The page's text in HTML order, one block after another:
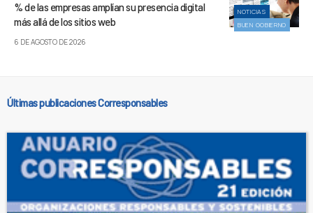
NOTICIAS
BUEN GOBIERNO
% de las empresas amplían su presencia digital
más allá de los sitios web
6 DE AGOSTO DE 2026
Últimas publicaciones Corresponsables